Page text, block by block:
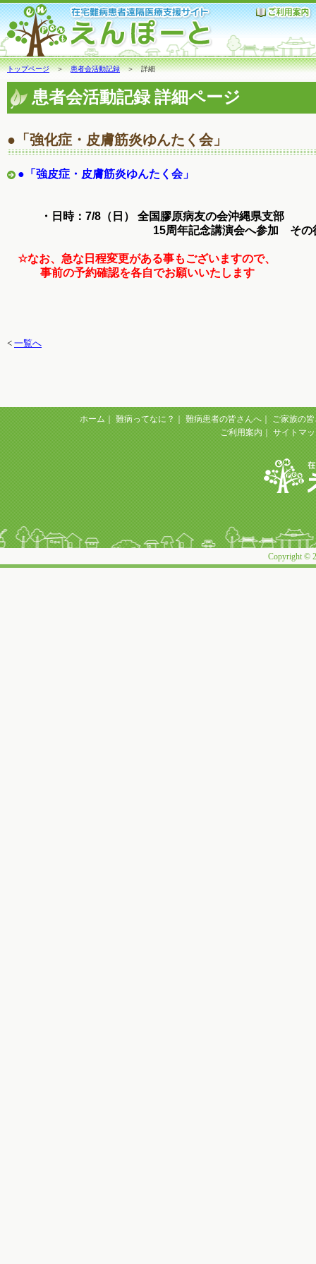
トップページ＞患者会活動記録＞ 詳細
患者会活動記録 詳細ページ
●「強化症・皮膚筋炎ゆんたく会」
●「強皮症・皮膚筋炎ゆんたく会」
・日時：7/8（日） 全国膠原病友の会沖縄県支部
15周年記念講演会へ参加 その後
☆なお、急な日程変更がある事もございますので、
事前の予約確認を各自でお願いいたします
< 一覧へ
ホーム｜ 難病ってなに？｜ 難病患者の皆さんへ｜ ご家族の
ご利用案内｜ サイトマ
Copyright ©